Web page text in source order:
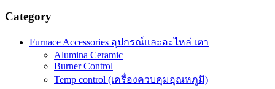
Category
Furnace Accessories อุปกรณ์และอะไหล่ เตา
Alumina Ceramic
Burner Control
Temp control (เครื่องควบคุมอุณหภูมิ)